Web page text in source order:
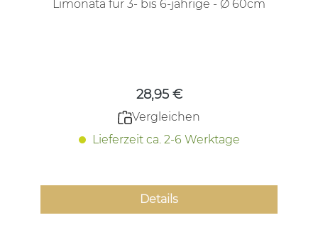
Limonata für 3- bis 6-jährige - Ø 60cm
28,95 €
Vergleichen
Lieferzeit ca. 2-6 Werktage
Details